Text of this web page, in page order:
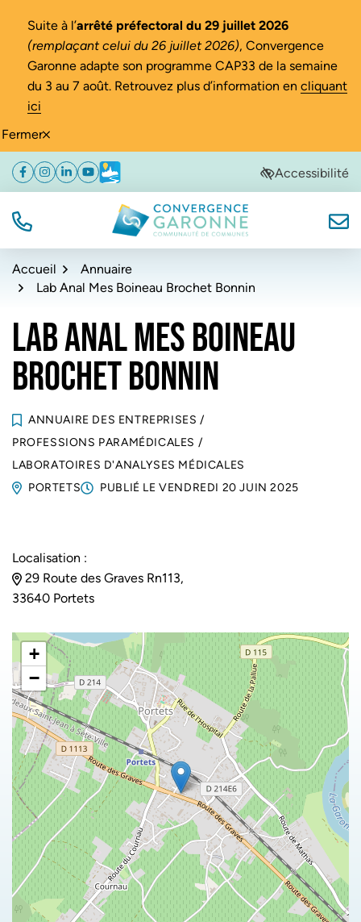
Fermer
Suite à l’arrêté préfectoral du 29 juillet 2026
(remplaçant celui du 26 juillet 2026), Convergence
Garonne adapte son programme CAP33 de la semaine
du 3 au 7 août. Retrouvez plus d’information en cliquant
ici
Aller
navigation
Aller
au
Aller
au
de
Facebook
(ouverture dans un nouvel onglet)
Instagram
(ouverture dans un nouvel onglet)
Linkedin
(ouverture dans un nouvel onglet)
YouTube
(ouverture dans un nouvel onglet)
Météo
(ouverture dans un nouvel onglet)Accessibilité
TÉL. Convergence Garonne
Accueil
Annuaire
Lab Anal Mes Boineau Brochet Bonnin
LAB ANAL MES BOINEAU
BROCHET BONNIN
ANNUAIRE DES ENTREPRISES /
PROFESSIONS PARAMÉDICALES /
LABORATOIRES D'ANALYSES MÉDICALES
PORTETS
PUBLIÉ LEVENDREDI 20 JUIN 2025
Localisation :
29 Route des Graves Rn113,
33640 Portets
+
−